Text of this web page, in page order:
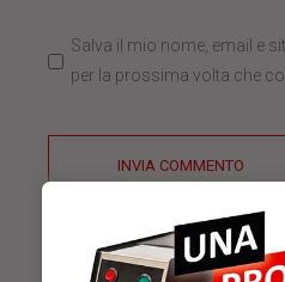
Salva il mio nome, email e
per la prossima volta che
INVIA COMMENTO